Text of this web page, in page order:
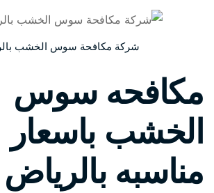
شركة مكافحة سوس الخشب
مكافحه سوس
الخشب باسعار
مناسبه بالرياض